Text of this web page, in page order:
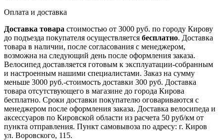
Оплата и доставка
Доставка товара стоимостью от 3000 руб. по городу Кирову
до подъезда покупателя осуществляется бесплатно. Доставка
товара в наличии, после согласования с менеджером,
возможна на следующий день после оформления заказа.
Велосипед доставляется готовым к эксплуатации-собранным
и настроенным нашими специалистами. Заказ на сумму
меньше 3000 руб.-стоимость доставки 300 руб. Доставка
товара отсутствующего в магазине до города Кирова
бесплатно. Сроки доставки покупателю оговариваются с
менеджером после оформления заказа. Доставка велосипеда и
аксессуаров по Кировской области из расчета 50 руб/км от
пункта отправления. Пункт самовывоза по адресу: г. Киров
ул. Воровского, 115.